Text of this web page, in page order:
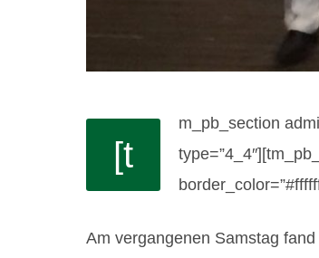
[t
m_pb_section
Am vergangenen Samstag